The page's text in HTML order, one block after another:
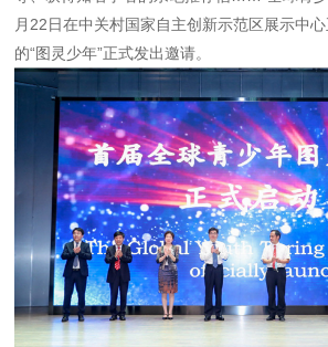
月22日在中关村国家自主创新示范区展示中
的“图灵少年”正式发出邀请。